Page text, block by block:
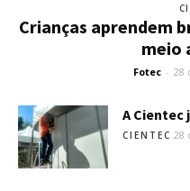
Crianças aprendem
meio
Fotec - 28
A Cientec
CIENTEC 28